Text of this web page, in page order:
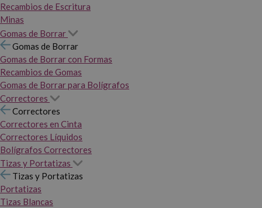
Recambios de Escritura
Minas
Gomas de Borrar
Gomas de Borrar
Gomas de Borrar con Formas
Recambios de Gomas
Gomas de Borrar para Bolígrafos
Correctores
Correctores
Correctores en Cinta
Correctores Líquidos
Bolígrafos Correctores
Tizas y Portatizas
Tizas y Portatizas
Portatizas
Tizas Blancas